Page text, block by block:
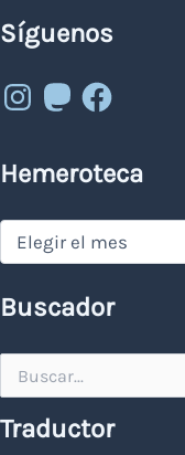
Síguenos
Instagram
MastodonFacebook
Hemeroteca
Hemeroteca
Buscador
por:
Traductor